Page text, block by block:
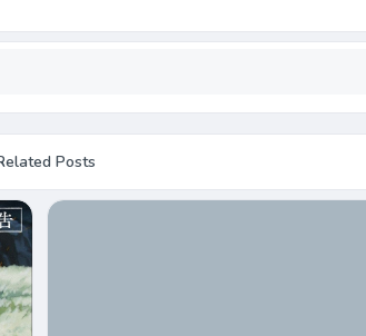
Posts